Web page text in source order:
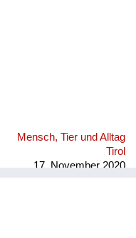
Mensch, Tier und Alltag
Tirol
17. November 2020